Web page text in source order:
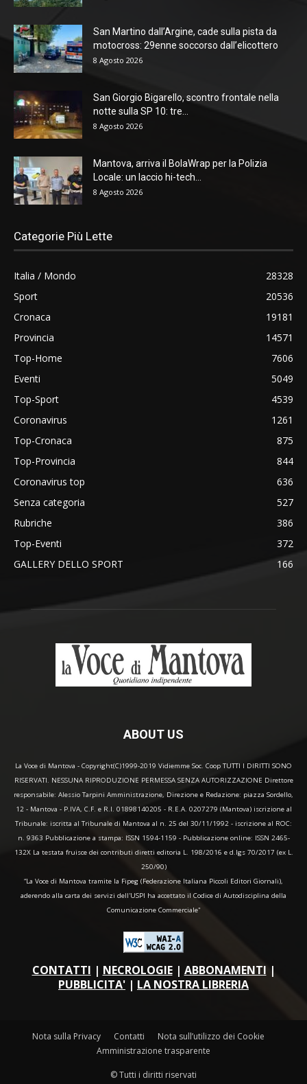
San Martino dall’Argine, cade sulla pista da
motocross: 29enne soccorso dall’elicottero
8 Agosto 2026
San Giorgio Bigarello, scontro frontale nella
notte sulla SP 10: tre...
8 Agosto 2026
Mantova, arriva il BolaWrap per la Polizia
Locale: un laccio hi-tech...
8 Agosto 2026
Categorie Più Lette
Italia / Mondo
28328
Sport
20536
Cronaca
19181
Provincia
14571
Top-Home
7606
Eventi
5049
Top-Sport
4539
Coronavirus
1261
Top-Cronaca
875
Top-Provincia
844
Coronavirus top
636
Senza categoria
527
Rubriche
386
Top-Eventi
372
GALLERY DELLO SPORT
166
ABOUT US
La Voce di Mantova - Copyright(C)1999-2019 Vidiemme Soc. Coop TUTTI I DIRITTI SONO
RISERVATI. NESSUNA RIPRODUZIONE PERMESSA SENZA AUTORIZZAZIONE Direttore
responsabile: Alessio Tarpini Amministrazione, Direzione e Redazione: piazza Sordello,
12 - Mantova - P.IVA, C.F. e R.I. 01898140205 - R.E.A. 0207279 (Mantova) iscrizione al
Tribunale: iscritta al Tribunale di Mantova al n. 25 del 30/11/1992 - iscrizione al ROC:
n. 9363 Pubblicazione a stampa: ISSN 1594-1159 - Pubblicazione online: ISSN 2465-
132X La testata fruisce dei contributi diretti editoria L. 198/2016 e d.lgs 70/2017 (ex L.
250/90)
“La Voce di Mantova tramite la Fipeg (Federazione Italiana Piccoli Editori Giornali),
aderendo alla carta dei servizi dell'USPI ha accettato il Codice di Autodisciplina della
Comunicazione Commerciale"
CONTATTI | NECROLOGIE| ABBONAMENTI |
PUBBLICITA' | LA NOSTRA LIBRERIA
Nota sulla Privacy Contatti
Nota sull’utilizzo dei Cookie
Amministrazione trasparente
© Tutti i diritti riservati